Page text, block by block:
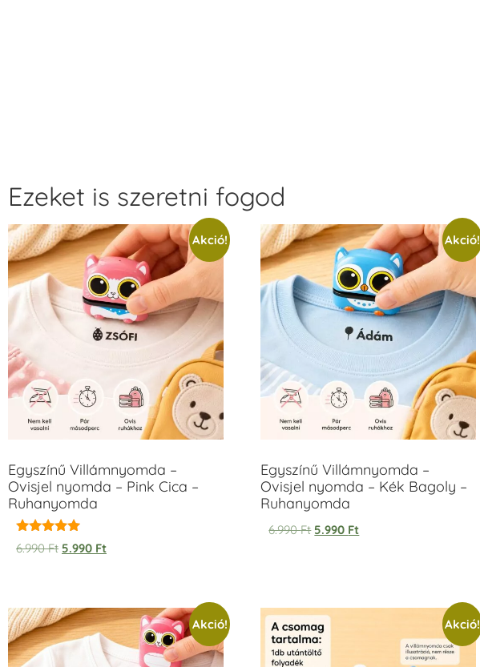
Ezeket is szeretni fogod
Akció!
Egyszínű Villámnyomda –
Ovisjel nyomda – Pink Cica –
Ruhanyomda
Értékelés:
5.00
6.990Ft 5.990 Ft
Akció!
Egyszínű Villámnyomda –
Ovisjel nyomda – Kék Bagoly –
Ruhanyomda
6.990Ft 5.990 Ft
Akció! Akció!